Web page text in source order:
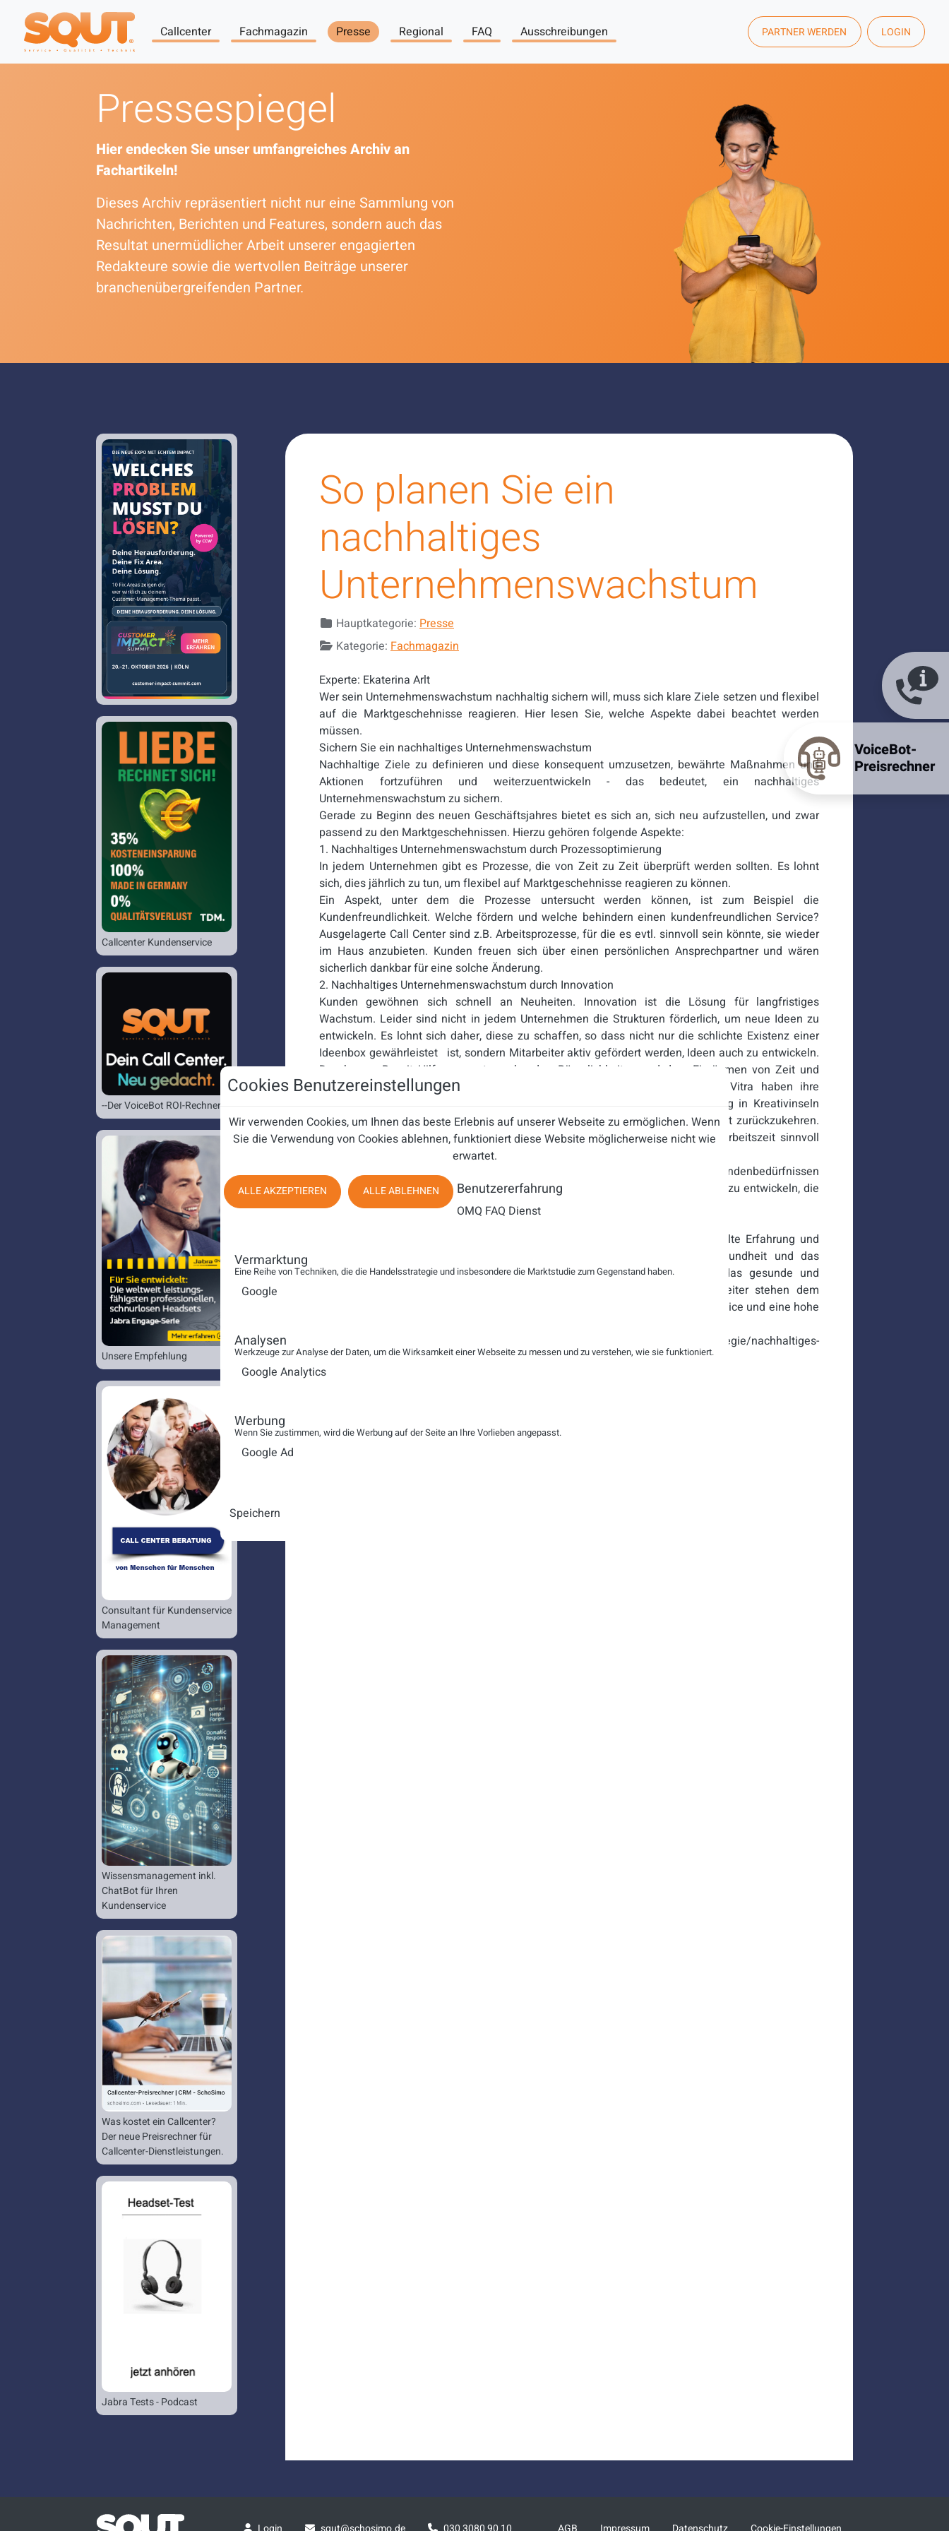
Callcenter Fachmagazin Presse Regional FAQ Ausschreibungen PARTNER WERDEN LOGIN
Pressespiegel
Hier endecken Sie unser umfangreiches Archiv an
Fachartikeln!
Dieses Archiv repräsentiert nicht nur eine Sammlung von
Nachrichten, Berichten und Features, sondern auch das
Resultat unermüdlicher Arbeit unserer engagierten
Redakteure sowie die wertvollen Beiträge unserer
branchenübergreifenden Partner.
So planen Sie ein
nachhaltiges
Unternehmenswachstum
DetailsHauptkategorie: Presse
Kategorie: Fachmagazin
Experte: Ekaterina Arlt
Wer sein Unternehmenswachstum nachhaltig sichern will, muss sich klare Ziele setzen und flexibel
auf die Marktgeschehnisse reagieren. Hier lesen Sie, welche Aspekte dabei beachtet werden
müssen.
Sichern Sie ein nachhaltiges Unternehmenswachstum
Nachhaltige Ziele zu definieren und diese konsequent umzusetzen, bewährte Maßnahmen und
Aktionen fortzuführen und weiterzuentwickeln - das bedeutet, ein nachhaltiges
Unternehmenswachstum zu sichern.
Gerade zu Beginn des neuen Geschäftsjahres bietet es sich an, sich neu aufzustellen, und zwar
passend zu den Marktgeschehnissen. Hierzu gehören folgende Aspekte:
1. Nachhaltiges Unternehmenswachstum durch Prozessoptimierung
In jedem Unternehmen gibt es Prozesse, die von Zeit zu Zeit überprüft werden sollten. Es lohnt
sich, dies jährlich zu tun, um flexibel auf Marktgeschehnisse reagieren zu können.
Ein Aspekt, unter dem die Prozesse untersucht werden können, ist zum Beispiel die
Kundenfreundlichkeit. Welche fördern und welche behindern einen kundenfreundlichen Service?
Ausgelagerte Call Center sind z.B. Arbeitsprozesse, für die es evtl. sinnvoll sein könnte, sie wieder
im Haus anzubieten. Kunden freuen sich über einen persönlichen Ansprechpartner und wären
sicherlich dankbar für eine solche Änderung.
2. Nachhaltiges Unternehmenswachstum durch Innovation
Kunden gewöhnen sich schnell an Neuheiten. Innovation ist die Lösung für langfristiges
Wachstum. Leider sind nicht in jedem Unternehmen die Strukturen förderlich, um neue Ideen zu
entwickeln. Es lohnt sich daher, diese zu schaffen, so dass nicht nur die schlichte Existenz einer
Ideenbox gewährleistet ist, sondern Mitarbeiter aktiv gefördert werden, Ideen auch zu entwickeln.
Das kann z.B. mit Hilfe von entsprechenden Räumlichkeiten und dem Einräumen von Zeit und
Freiraum für die Entwicklung von neuen Ideen erfolgen. Firmen wie z.B. Vitra haben ihre
Großraumbüros so eingerichtet, dass die Mitarbeiter sich für Ideenentwicklung in Kreativinseln
setzen können oder auch aktiv entspannen können, um wieder fit an die Arbeit zurückzukehren.
Wichtig dabei ist, dem Mitarbeiter viel Vertrauen zu schenken, wie er seine Arbeitszeit sinnvoll
Wer zusätzlich aktiv und kontinuierlich nach der Kundenmeinung und den Kundenbedürfnissen
fragt, hat zusätzlich die Gelegenheit, stets neue Produkte und Dienstleistungen zu entwickeln, die
innovativ sind und sich dazu bestimmt schnell im Markt etablieren werden.
Glückliche Mitarbeiter bleiben gerne im Unternehmen. So bleibt die gesammelte Erfahrung und
Wissen im Unternehmen, und die Fluktuation sinkt. Wer sich um die Gesundheit und das
Wohlbefinden seiner Mitarbeiter kümmert, kümmert sich automatisch um das gesunde und
nachhaltige Wachstum des eigenen Unternehmens. Denn glückliche Mitarbeiter stehen dem
Kunden gerne zur Verfügung und schaffen automatisch einen guten Kundenservice und eine hohe
Quelle: http://www.vnr.de/b2b/unternehmen-maerkte/unternehmensstrategie/nachhaltiges-
unternehmenswachstum-sichern.html
Callcenter Kundenservice
--Der VoiceBot ROI-Rechner--
Unsere Empfehlung
Consultant für Kundenservice
Management
Wissensmanagement inkl.
ChatBot für Ihren
Kundenservice
Was kostet ein Callcenter?
Der neue Preisrechner für
Callcenter-Dienstleistungen.
Jabra Tests - Podcast
VoiceBot-
Preisrechner
Cookies Benutzereinstellungen
Wir verwenden Cookies, um Ihnen das beste Erlebnis auf unserer Webseite zu ermöglichen. Wenn
Sie die Verwendung von Cookies ablehnen, funktioniert diese Website möglicherweise nicht wie
erwartet.
ALLE AKZEPTIEREN ALLE ABLEHNEN Benutzererfahrung
OMQ FAQ Dienst
Vermarktung
Eine Reihe von Techniken, die die Handelsstrategie und insbesondere die Marktstudie zum Gegenstand haben.
Google
Analysen
Werkzeuge zur Analyse der Daten, um die Wirksamkeit einer Webseite zu messen und zu verstehen, wie sie funktioniert.
Google Analytics
Werbung
Wenn Sie zustimmen, wird die Werbung auf der Seite an Ihre Vorlieben angepasst.
Google Ad
Speichern